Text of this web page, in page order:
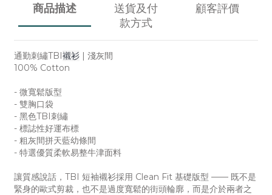
商品描述
送貨及付
款方式
顧客評價
通勤刺繡TBI襯衫 | 淺灰間
100% Cotton
- 微寬鬆版型
- 雙胸口袋
- 黑色TBI刺繡
- 標誌性好運布標
- 粗灰間拼天藍幼條間
- 特選優質柔軟易整牛津面料
讓質感說話，TBI 短袖襯衫採用 Clean Fit 基礎版型 —— 既不是
緊身的歐式剪裁，也不是過度寬鬆的街頭輪廓，而是介於兩者之